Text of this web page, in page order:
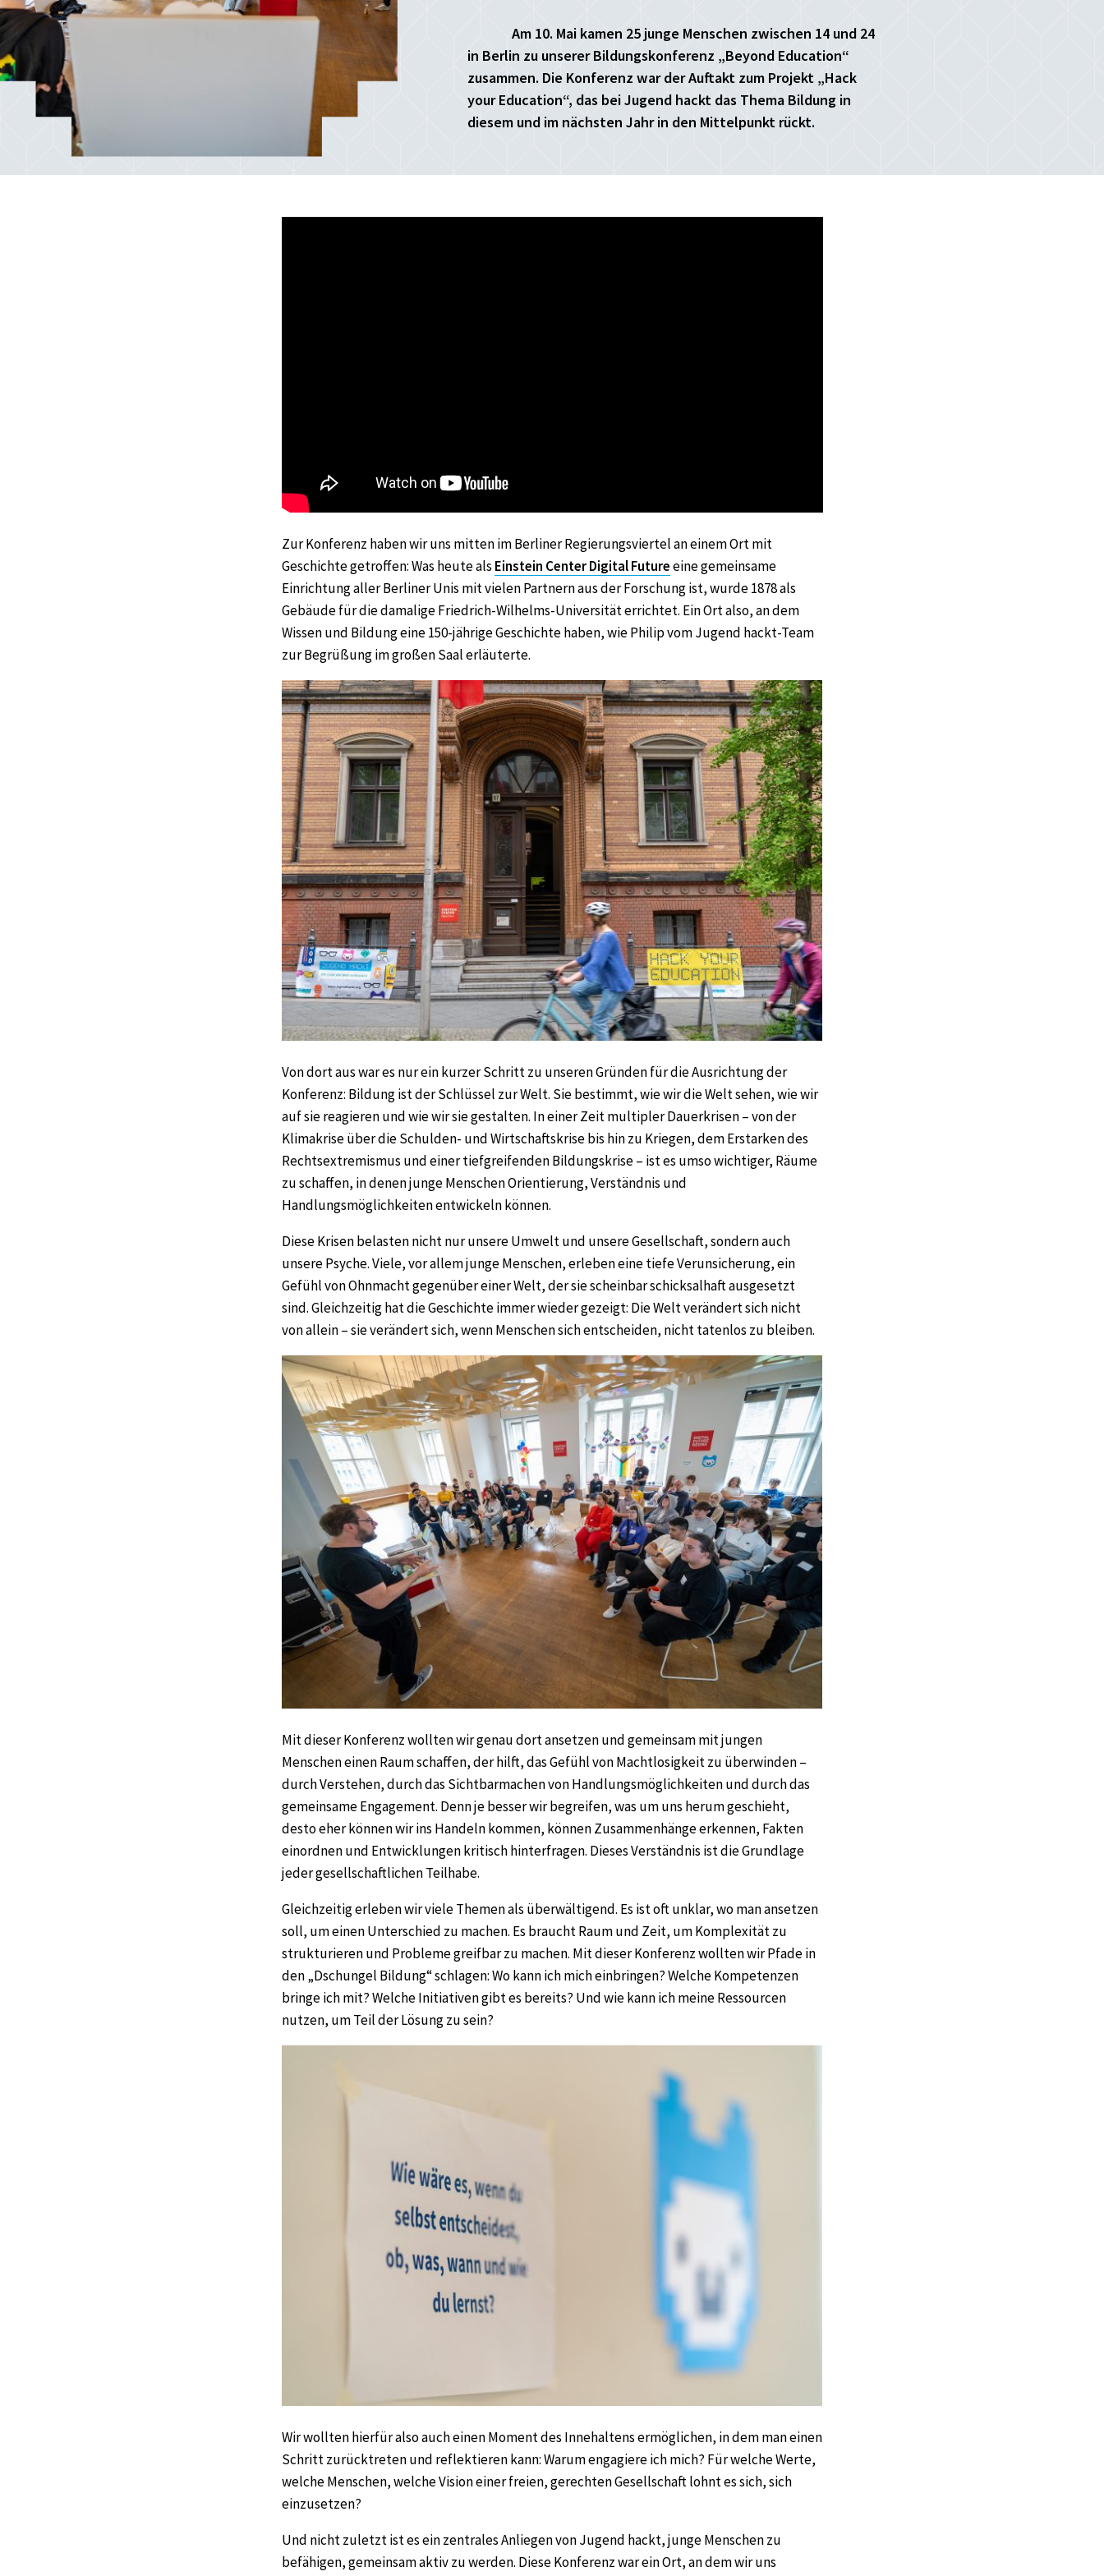
Am 10. Mai kamen 25 junge Menschen zwischen 14 und 24
in Berlin zu unserer Bildungskonferenz „Beyond Education“
zusammen. Die Konferenz war der Auftakt zum Projekt „Hack
your Education“, das bei Jugend hackt das Thema Bildung in
diesem und im nächsten Jahr in den Mittelpunkt rückt.
Zur Konferenz haben wir uns mitten im Berliner Regierungsviertel an einem Ort mit
Geschichte getroffen: Was heute als Einstein Center Digital Futureeine gemeinsame
Einrichtung aller Berliner Unis mit vielen Partnern aus der Forschung ist, wurde 1878 als
Gebäude für die damalige Friedrich-Wilhelms-Universität errichtet. Ein Ort also, an dem
Wissen und Bildung eine 150-jährige Geschichte haben, wie Philip vom Jugend hackt-Team
zur Begrüßung im großen Saal erläuterte.
Von dort aus war es nur ein kurzer Schritt zu unseren Gründen für die Ausrichtung der
Konferenz: Bildung ist der Schlüssel zur Welt. Sie bestimmt, wie wir die Welt sehen, wie wir
auf sie reagieren und wie wir sie gestalten. In einer Zeit multipler Dauerkrisen – von der
Klimakrise über die Schulden- und Wirtschaftskrise bis hin zu Kriegen, dem Erstarken des
Rechtsextremismus und einer tiefgreifenden Bildungskrise – ist es umso wichtiger, Räume
zu schaffen, in denen junge Menschen Orientierung, Verständnis und
Handlungsmöglichkeiten entwickeln können.
Diese Krisen belasten nicht nur unsere Umwelt und unsere Gesellschaft, sondern auch
unsere Psyche. Viele, vor allem junge Menschen, erleben eine tiefe Verunsicherung, ein
Gefühl von Ohnmacht gegenüber einer Welt, der sie scheinbar schicksalhaft ausgesetzt
sind. Gleichzeitig hat die Geschichte immer wieder gezeigt: Die Welt verändert sich nicht
von allein – sie verändert sich, wenn Menschen sich entscheiden, nicht tatenlos zu bleiben.
Mit dieser Konferenz wollten wir genau dort ansetzen und gemeinsam mit jungen
Menschen einen Raum schaffen, der hilft, das Gefühl von Machtlosigkeit zu überwinden –
durch Verstehen, durch das Sichtbarmachen von Handlungsmöglichkeiten und durch das
gemeinsame Engagement. Denn je besser wir begreifen, was um uns herum geschieht,
desto eher können wir ins Handeln kommen, können Zusammenhänge erkennen, Fakten
einordnen und Entwicklungen kritisch hinterfragen. Dieses Verständnis ist die Grundlage
jeder gesellschaftlichen Teilhabe.
Gleichzeitig erleben wir viele Themen als überwältigend. Es ist oft unklar, wo man ansetzen
soll, um einen Unterschied zu machen. Es braucht Raum und Zeit, um Komplexität zu
strukturieren und Probleme greifbar zu machen. Mit dieser Konferenz wollten wir Pfade in
den „Dschungel Bildung“ schlagen: Wo kann ich mich einbringen? Welche Kompetenzen
bringe ich mit? Welche Initiativen gibt es bereits? Und wie kann ich meine Ressourcen
nutzen, um Teil der Lösung zu sein?
Wir wollten hierfür also auch einen Moment des Innehaltens ermöglichen, in dem man einen
Schritt zurücktreten und reflektieren kann: Warum engagiere ich mich? Für welche Werte,
welche Menschen, welche Vision einer freien, gerechten Gesellschaft lohnt es sich, sich
einzusetzen?
Und nicht zuletzt ist es ein zentrales Anliegen von Jugend hackt, junge Menschen zu
befähigen, gemeinsam aktiv zu werden. Diese Konferenz war ein Ort, an dem wir uns